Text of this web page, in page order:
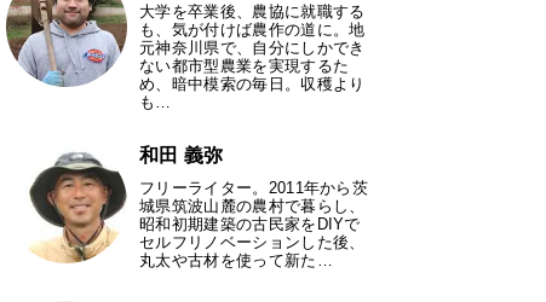
大学を卒業後、農協に就職する
も、気が付けば農作の道に。地
元神奈川県で、自分にしかでき
ない都市型農業を実現するた
め、暗中模索の毎日。収穫より
も…
和田 義弥
フリーライター。2011年から茨
城県筑波山麓の農村で暮らし、
昭和初期建築の古民家をDIYで
セルフリノベーションした後、
丸太や古材を使って新た…